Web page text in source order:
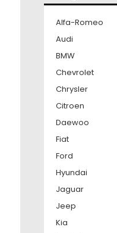
Alfa-Romeo
Audi
BMW
Chevrolet
Chrysler
Citroen
Daewoo
Fiat
Ford
Hyundai
Jaguar
Jeep
Kia